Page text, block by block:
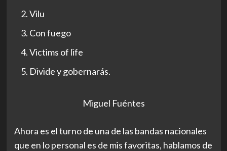
Vilu
Con fuego
Victims of life
Divide y gobernarás.
Miguel Fuéntes
Ahora es el turno de una de las bandas nacionales
que en lo personal es de mis favoritas, hablamos de